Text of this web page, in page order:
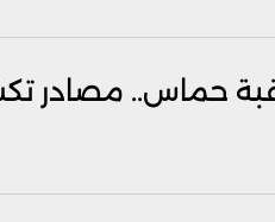
حماس.. مصادر